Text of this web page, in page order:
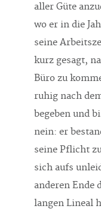
aller Güte
wo er in die
seine
kurz gesagt,
Büro zu
ruhig nach
begeben und
nein: er
seine Pflicht
sich aufs
anderen Ende
langen Lineal